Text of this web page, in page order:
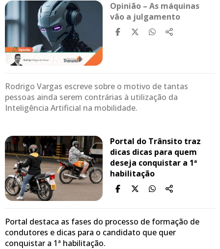
Opinião – As máquinas
vão a julgamento
Rodrigo Vargas escreve sobre o motivo de tantas
pessoas ainda serem contrárias à utilização da
Inteligência Artificial na mobilidade.
Portal do Trânsito traz
dicas dicas para quem
deseja conquistar a 1ª
habilitação
Portal destaca as fases do processo de formação de
condutores e dicas para o candidato que quer
conquistar a 1ª habilitação.